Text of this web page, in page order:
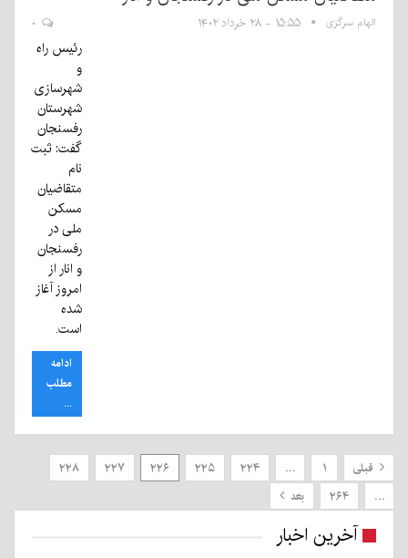
الهام سرگزی ۱۵:۵۵ - ۲۸ خرداد ۱۴۰۲
رئیس راه
و
شهرسازی
شهرستان
رفسنجان
گفت: ثبت
نام
متقاضیان
مسکن
ملی در
رفسنجان
و انار از
امروز آغاز
شده
است.
ادامه
مطلب
...
قبلی ۱ … ۲۲۴ ۲۲۵ ۲۲۶ ۲۲۷
۲۲۸
…
۲۶۴ بعد
آخرین اخبار